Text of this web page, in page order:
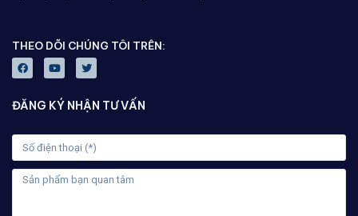
THEO DÕI CHÚNG TÔI TRÊN:
ĐĂNG KÝ NHẬN TƯ VẤN